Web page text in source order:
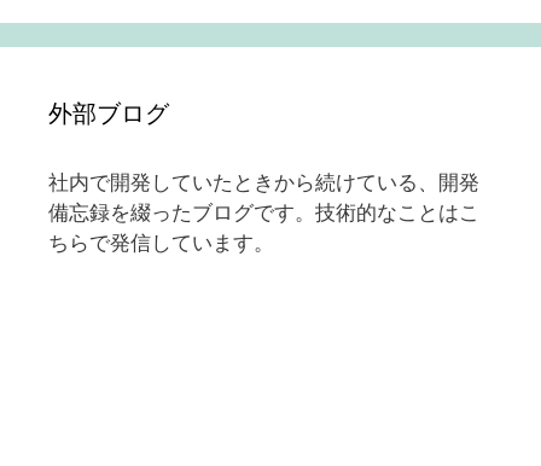
外部ブログ
社内で開発していたときから続けている、開発
備忘録を綴ったブログです。技術的なことはこ
ちらで発信しています。